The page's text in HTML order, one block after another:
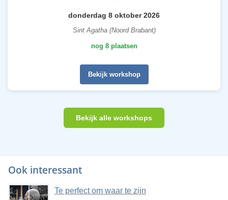
donderdag 8 oktober 2026
Sint Agatha (Noord Brabant)
nog 8 plaatsen
Bekijk workshop
Bekijk alle workshops
Ook interessant
Te perfect om waar te zijn